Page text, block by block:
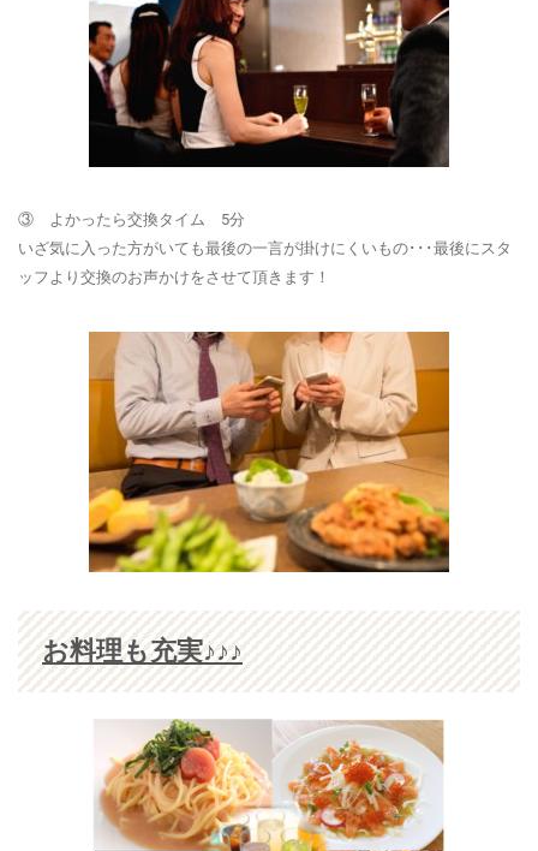
③ よかったら交換タイム 5分
いざ気に入った方がいても最後の一言が掛けにくいもの･･･最後にスタ
ッフより 交換のお声かけをさせて頂きます！
お料理も充実♪♪♪